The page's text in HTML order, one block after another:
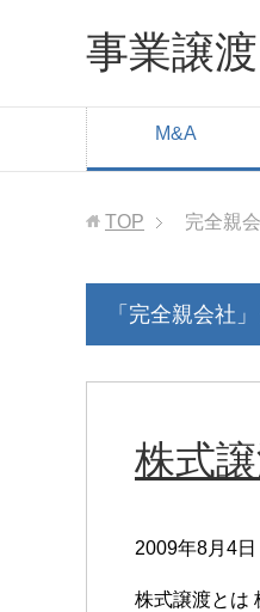
事業譲
M&A
TOP 完全親
「完全親会社
株式
2009年8月4日
株式譲渡とは